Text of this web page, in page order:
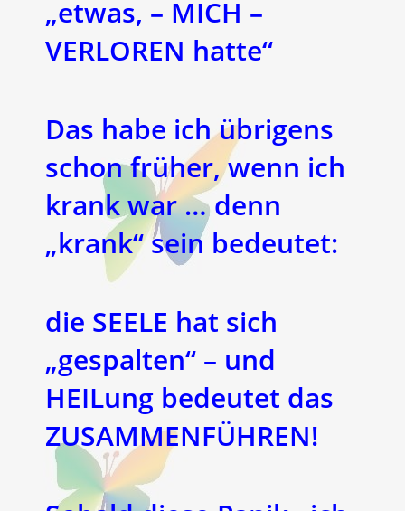
„etwas, – MICH –
VERLOREN hatte“
Das habe ich übrigens
schon früher, wenn ich
krank war … denn
„krank“ sein bedeutet:
die SEELE hat sich
„gespalten“ – und
HEILung bedeutet das
ZUSAMMENFÜHREN!